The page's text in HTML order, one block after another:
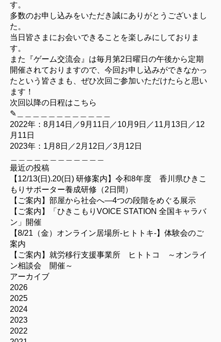
す。
多数のお申し込みをいただき誠にありがとうございまし
た。
当日皆さまにお会いできることを楽しみにしておりま
す。
また『ゲーム交流会』は毎月第2日曜日の午後から定期
開催されておりますので、今回お申し込みができなかっ
たという皆さまも、ぜひ次回ご参加いただけたらと思い
ます！
次回以降の日程はこちら
✎︎＿＿＿＿＿＿＿＿＿＿＿＿
2022年：8月14日／9月11日／10月9日／11月13日／12
月11日
2023年：1月8日／2月12日／3月12日
最近の投稿
【12/13(日).20(日) 研修案内】令和8年度 香川県ひきこ
もりサポーター養成研修（2日間）
【ご案内】部屋から社会へ―4つの段階をめぐる展示
【ご案内】「ひきこもりVOICE STATION 全国キャラバ
ン」開催
【8/21（金）オンライン居場所-ヒトトキ-】体験会のご
案内
【ご案内】就労移行支援事業所 ヒトトコ ～オンライ
ン相談会 開催～
アーカイブ
2026
2025
2024
2023
2022